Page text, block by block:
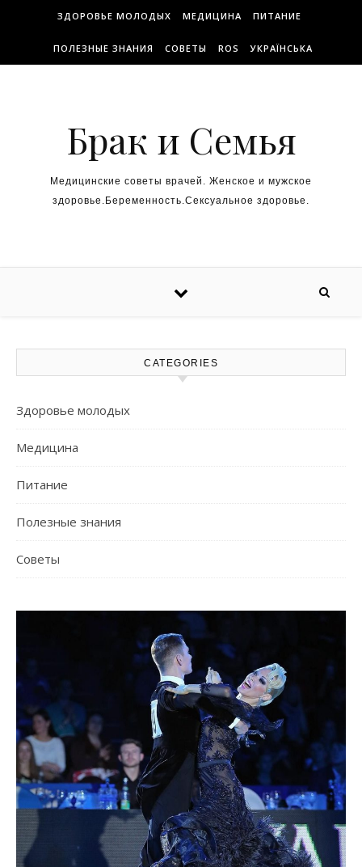
ЗДОРОВЬЕ МОЛОДЫХ МЕДИЦИНА ПИТАНИЕ
ПОЛЕЗНЫЕ ЗНАНИЯ СОВЕТЫ ROS УКРАЇНСЬКА
Брак и Семья
Медицинские советы врачей. Женское и мужское
здоровье.Беременность.Сексуальное здоровье.
CATEGORIES
Здоровье молодых
Медицина
Питание
Полезные знания
Советы